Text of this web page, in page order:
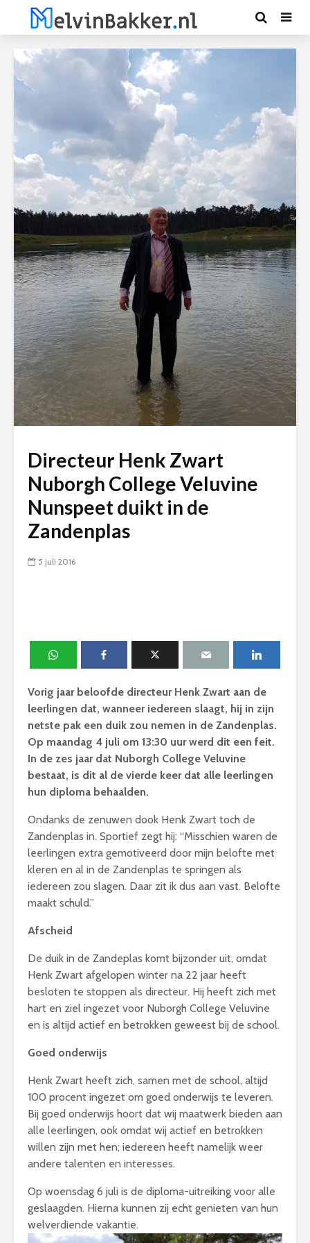
Directeur Henk Zwart
Nuborgh College Veluvine
Nunspeet duikt in de
Zandenplas
5 juli 2016
Vorig jaar beloofde directeur Henk Zwart aan de
leerlingen dat, wanneer iedereen slaagt, hij in zijn
netste pak een duik zou nemen in de Zandenplas.
Op maandag 4 juli om 13:30 uur werd dit een feit.
In de zes jaar dat Nuborgh College Veluvine
bestaat, is dit al de vierde keer dat alle leerlingen
hun diploma behaalden.
Ondanks de zenuwen dook Henk Zwart toch de
Zandenplas in. Sportief zegt hij: “Misschien waren de
leerlingen extra gemotiveerd door mijn belofte met
kleren en al in de Zandenplas te springen als
iedereen zou slagen. Daar zit ik dus aan vast. Belofte
maakt schuld.”
Afscheid
De duik in de Zandeplas komt bijzonder uit, omdat
Henk Zwart afgelopen winter na 22 jaar heeft
besloten te stoppen als directeur. Hij heeft zich met
hart en ziel ingezet voor Nuborgh College Veluvine
en is altijd actief en betrokken geweest bij de school.
Goed onderwijs
Henk Zwart heeft zich, samen met de school, altijd
100 procent ingezet om goed onderwijs te leveren.
Bij goed onderwijs hoort dat wij maatwerk bieden aan
alle leerlingen, ook omdat wij actief en betrokken
willen zijn met hen; iedereen heeft namelijk weer
andere talenten en interesses.
Op woensdag 6 juli is de diploma-uitreiking voor alle
geslaagden. Hierna kunnen zij echt genieten van hun
welverdiende vakantie.